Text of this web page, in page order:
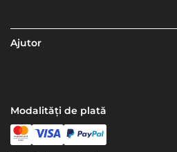
Ajutor
Modalități de plată